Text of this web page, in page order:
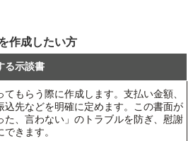
作成したい方
る示談書
もらう際に作成します。支払い金額、
込先などを明確に定めます。この書面が
た、言わない」のトラブルを防ぎ、慰謝
きます。